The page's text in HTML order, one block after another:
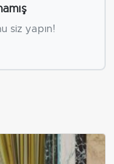
siz yapın!